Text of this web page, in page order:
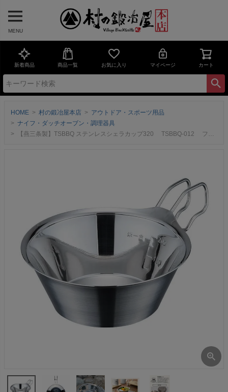
MENU
新着商品 商品一覧 お気に入り マイページ カート
HOME 村の鍛冶屋本店
アウトドア・スポーツ用品
ナイフ・ダッチオーブン・調理器具
【燕三条製】TSBBQ ステンレスシェラカップ320 TSBBQ-012 フチ巻きが無く、衛生的で口当たりなめらか 内側鏡面磨きで汚れが落ちやすく、水切れが良い